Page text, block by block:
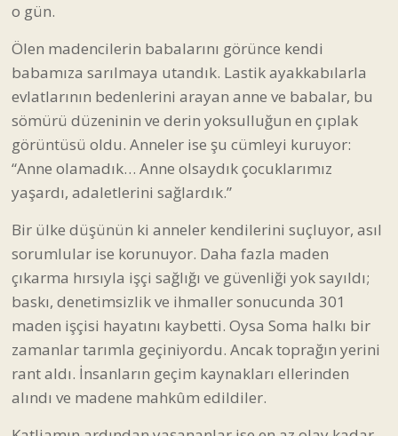
evlatlarının bedenlerini arayan anne ve babalar, bu
sömürü düzeninin ve derin yoksulluğun en çıplak
görüntüsü oldu. Anneler ise şu cümleyi kuruyor:
“Anne olamadık… Anne olsaydık çocuklarımız
yaşardı, adaletlerini sağlardık.”
Bir ülke düşünün ki anneler kendilerini suçluyor, asıl
sorumlular ise korunuyor. Daha fazla maden
çıkarma hırsıyla işçi sağlığı ve güvenliği yok sayıldı;
baskı, denetimsizlik ve ihmaller sonucunda 301
maden işçisi hayatını kaybetti. Oysa Soma halkı bir
zamanlar tarımla geçiniyordu. Ancak toprağın yerini
rant aldı. İnsanların geçim kaynakları ellerinden
alındı ve madene mahkûm edildiler.
Katliamın ardından yaşananlar ise en az olay kadar
ağırdı. Bölgeye giden bürokratlar, acılı aileleri ve
maden işçilerini tekmeledi, tokatladı. Açılan
davalarda şirket sahiplerinin “olası kast” ile